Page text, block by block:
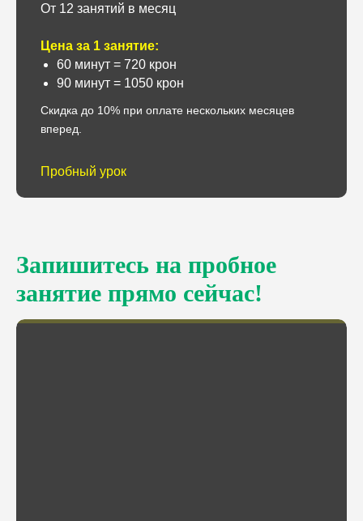
От 12 занятий в месяц
Цена за 1 занятие:
60 минут = 720 крон
90 минут = 1050 крон
Скидка до 10% при оплате нескольких месяцев
вперед.
Пробный урок
Запишитесь на пробное
занятие прямо сейчас!